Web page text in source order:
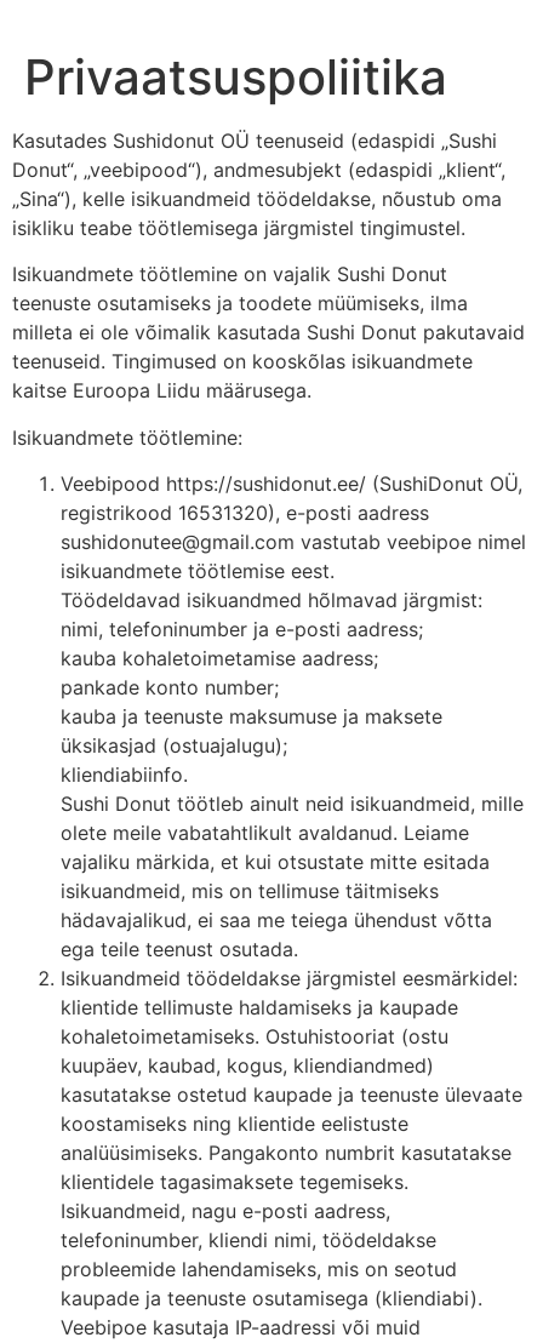
Privaatsuspoliitika
Kasutades Sushidonut OÜ teenuseid (edaspidi „Sushi
Donut“, „veebipood“), andmesubjekt (edaspidi „klient“,
„Sina“), kelle isikuandmeid töödeldakse, nõustub oma
isikliku teabe töötlemisega järgmistel tingimustel.
Isikuandmete töötlemine on vajalik Sushi Donut
teenuste osutamiseks ja toodete müümiseks, ilma
milleta ei ole võimalik kasutada Sushi Donut pakutavaid
teenuseid. Tingimused on kooskõlas isikuandmete
kaitse Euroopa Liidu määrusega.
Isikuandmete töötlemine:
Veebipood https://sushidonut.ee/ (SushiDonut OÜ,
registrikood 16531320), e-posti aadress
sushidonutee@gmail.com vastutab veebipoe nimel
isikuandmete töötlemise eest.
Töödeldavad isikuandmed hõlmavad järgmist:
nimi, telefoninumber ja e-posti aadress;
kauba kohaletoimetamise aadress;
pankade konto number;
kauba ja teenuste maksumuse ja maksete
üksikasjad (ostuajalugu);
kliendiabiinfo.
Sushi Donut töötleb ainult neid isikuandmeid, mille
olete meile vabatahtlikult avaldanud. Leiame
vajaliku märkida, et kui otsustate mitte esitada
isikuandmeid, mis on tellimuse täitmiseks
hädavajalikud, ei saa me teiega ühendust võtta
ega teile teenust osutada.
Isikuandmeid töödeldakse järgmistel eesmärkidel:
klientide tellimuste haldamiseks ja kaupade
kohaletoimetamiseks. Ostuhis­tooriat (ostu
kuupäev, kaubad, kogus, kliendiandmed)
kasutatakse ostetud kaupade ja teenuste ülevaate
koostamiseks ning klientide eelistuste
analüüsimiseks. Panga­konto numbrit kasutatakse
klientidele tagasimaksete tegemiseks.
Isikuandmeid, nagu e-posti aadress,
telefoninumber, kliendi nimi, töödeldakse
probleemide lahendamiseks, mis on seotud
kaupade ja teenuste osutamisega (kliendiabi).
Veebipoe kasutaja IP-aadressi või muid